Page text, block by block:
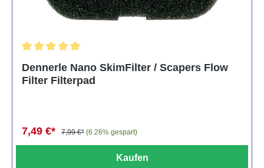
Dennerle Nano SkimFilter / Scapers Flow
Filter Filterpad
7,49 €* 7,99 €* (6.26% gespart)
Kaufen